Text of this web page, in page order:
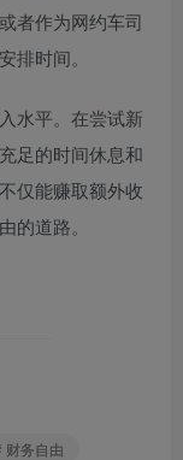
者作为网约车司
排时间。
水平。在尝试新
足的时间休息和
仅能赚取额外收
的道路。
财务自由